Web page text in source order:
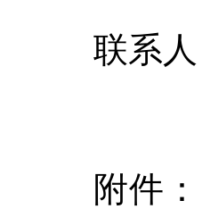
联系
附件